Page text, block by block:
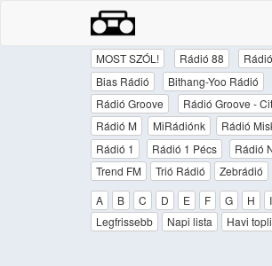
MOST SZÓL! Rádió 88
Bias Rádió
Bithang-Yoo Rádió
Rádió Groove
Rádió Groove -
Rádió M
MiRádiónk Rádió
Rádió 1
Rádió 1 Pécs Rádió
Trend FM
Trió Rádió
Zebrádió
A
B C D E F G H I
Legfrissebb
Napi lista Havi